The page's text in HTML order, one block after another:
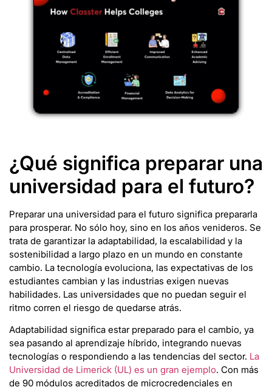
¿Qué significa preparar una
universidad para el futuro?
Preparar una universidad para el futuro significa prepararla
para prosperar. No sólo hoy, sino en los años venideros. Se
trata de garantizar la adaptabilidad, la escalabilidad y la
sostenibilidad a largo plazo en un mundo en constante
cambio. La tecnología evoluciona, las expectativas de los
estudiantes cambian y las industrias exigen nuevas
habilidades. Las universidades que no puedan seguir el
ritmo corren el riesgo de quedarse atrás.
Adaptabilidad significa estar preparado para el cambio, ya
sea pasando al aprendizaje híbrido, integrando nuevas
tecnologías o respondiendo a las tendencias del sector. La
Universidad de Limerick (UL) es un gran ejemplo. Con más
de 90 módulos acreditados de microcredenciales en